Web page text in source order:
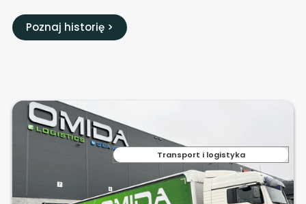
Poznaj historię >
Transport i logistyka